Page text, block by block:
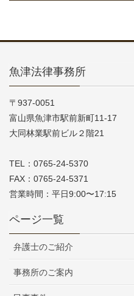
魚津法律事務所
〒937-0051
富山県魚津市駅前新町11-17
大同林業駅前ビル２階21
TEL：0765-24-5370
FAX：0765-24-5371
営業時間：平日9:00〜17:15
ページ一覧
弁護士のご紹介
事務所のご案内